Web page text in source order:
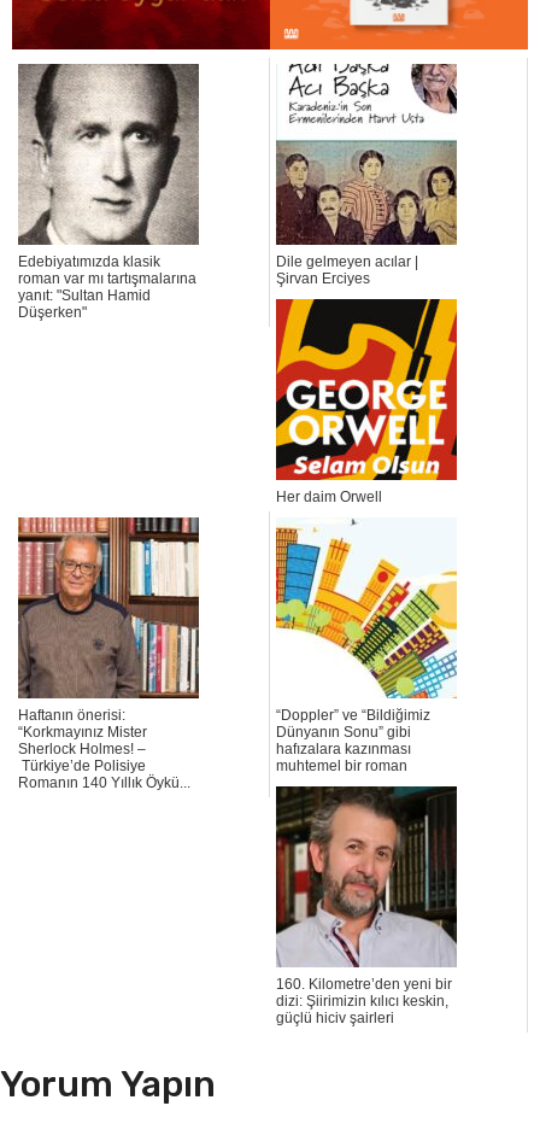
Edebiyatımızda klasik
roman var mı tartışmalarına
yanıt: "Sultan Hamid
Düşerken"
Dile gelmeyen acılar |
Şirvan Erciyes
Her daim Orwell
Haftanın önerisi:
“Korkmayınız Mister
Sherlock Holmes! –
Türkiye’de Polisiye
Romanın 140 Yıllık Öykü...
“Doppler” ve “Bildiğimiz
Dünyanın Sonu” gibi
hafızalara kazınması
muhtemel bir roman
160. Kilometre’den yeni bir
dizi: Şiirimizin kılıcı keskin,
güçlü hiciv şairleri
Yorum Yapın